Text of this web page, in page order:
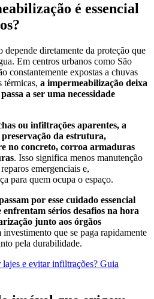
é essencial
diretamente da proteção que
Em centros urbanos como São
constantemente expostas a chuvas
térmicas, a impermeabilização deixa
a ser uma necessidade
ou infiltrações aparentes, a
da estrutura,
no concreto, corroa armaduras
. Isso significa menos manutenção
emergenciais e,
para quem ocupa o espaço.
por esse cuidado essencial
sérios desafios na hora
junto aos órgãos
investimento que se paga rapidamente
pela durabilidade.
e evitar infiltrações? Guia